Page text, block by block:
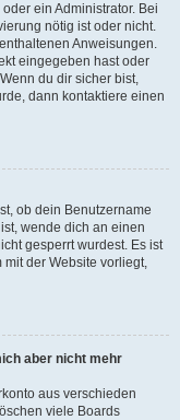
ein Administrator. Bei
nötig ist oder nicht.
Anweisungen.
eingegeben hast oder
du dir sicher bist,
dann kontaktiere einen
ob dein Benutzername
wende dich an einen
gesperrt wurdest. Es ist
der Website vorliegt,
aber nicht mehr
aus verschieden
viele Boards